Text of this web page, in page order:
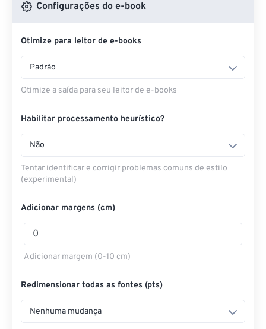
Configurações do e-book
Otimize para leitor de e-books
Padrão
Otimize a saída para seu leitor de e-books
Habilitar processamento heurístico?
Não
Tentar identificar e corrigir problemas comuns de estilo
(experimental)
Adicionar margens (cm)
Adicionar margem (0-10 cm)
Redimensionar todas as fontes (pts)
Nenhuma mudança